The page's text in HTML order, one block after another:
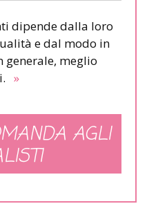
dipende dalla loro
e dal modo in
generale, meglio
»
AGLI